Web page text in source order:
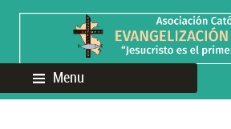
Menu